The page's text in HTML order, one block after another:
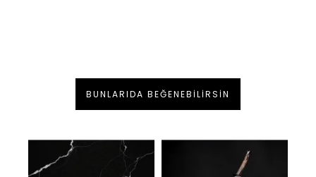
BUNLARIDA BEĞENEBILIRSIN